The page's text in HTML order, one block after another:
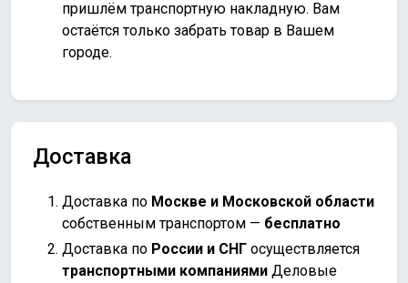
пришлём транспортную накладную. Вам
остаётся только забрать товар в Вашем
городе.
Доставка
Доставка по Москве и Московской области
собственным транспортом — бесплатно
Доставка по России и СНГ осуществляется
транспортными компаниями Деловые